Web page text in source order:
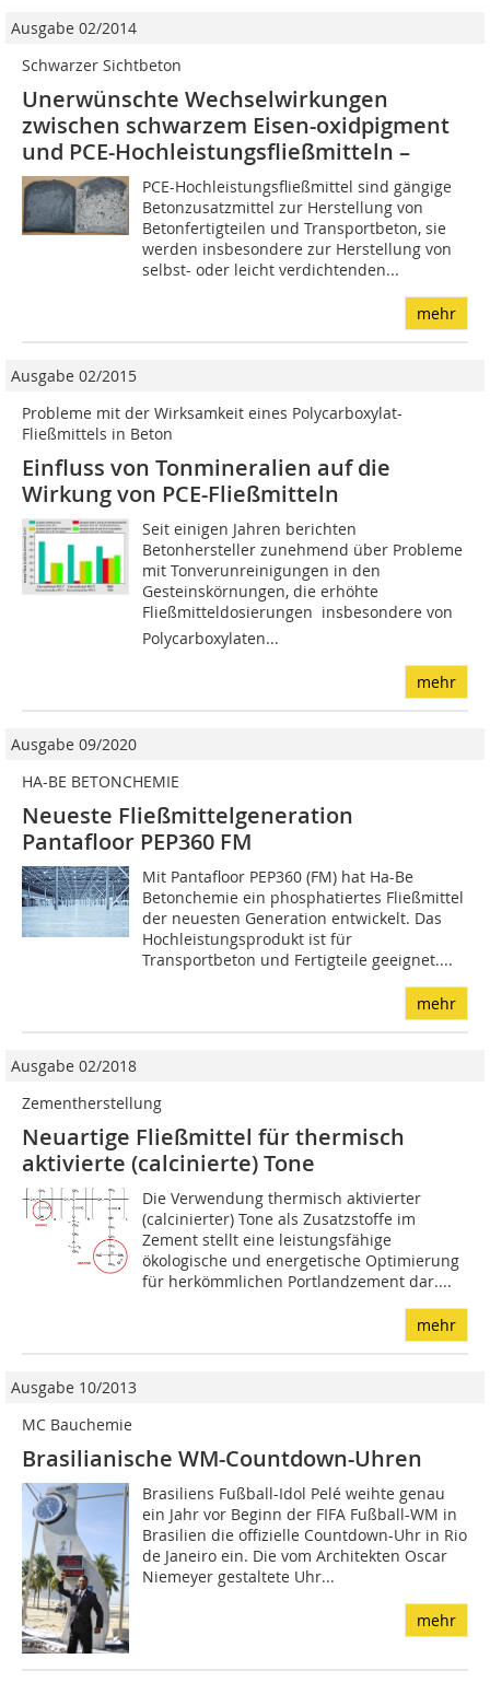
Ausgabe 02/2014
Schwarzer Sichtbeton
Unerwünschte Wechselwirkungen
zwischen schwarzem Eisen-oxidpigment
und PCE-Hochleistungsfließmitteln –
PCE-Hochleistungsfließmittel sind gängige
Betonzusatzmittel zur Herstellung von
Betonfertigteilen und Transportbeton, sie
werden insbesondere zur Herstellung von
selbst- oder leicht verdichtenden...
mehr
Ausgabe 02/2015
Probleme mit der Wirksamkeit eines Polycarboxylat-
Fließmittels in Beton
Einfluss von Tonmineralien auf die
Wirkung von ­PCE-Fließmitteln
Seit einigen Jahren berichten
Betonhersteller zunehmend über Probleme
mit Tonverunreinigungen in den
Gesteinskörnungen, die erhöhte
Fließmitteldosierungen  insbesondere von
Polycarboxylaten...
mehr
Ausgabe 09/2020
HA-BE BETONCHEMIE
Neueste Fließmittelgeneration
Pantafloor PEP360 FM
Mit Pantafloor PEP360 (FM) hat Ha-Be
Betonchemie ein phosphatiertes Fließmittel
der neuesten Generation entwickelt. Das
Hochleistungsprodukt ist für
Transportbeton und Fertigteile geeignet....
mehr
Ausgabe 02/2018
Zementherstellung
Neuartige Fließmittel für thermisch
aktivierte (calcinierte) Tone
Die Verwendung thermisch aktivierter
(calcinierter) Tone als Zusatzstoffe im
Zement stellt eine leistungsfähige
ökologische und energetische Optimierung
für herkömmlichen Portlandzement dar....
mehr
Ausgabe 10/2013
MC Bauchemie
Brasilianische WM-Countdown-Uhren
Brasiliens Fußball-Idol Pelé weihte genau
ein Jahr vor Beginn der FIFA Fußball-WM in
Brasilien die offizielle Countdown-Uhr in Rio
de Janeiro ein. Die vom Architekten Oscar
Niemeyer gestaltete Uhr...
mehr